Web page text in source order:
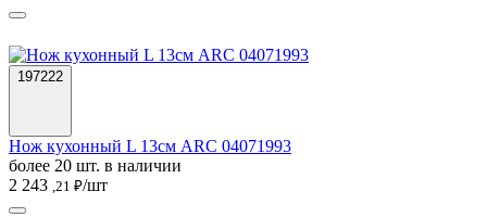
197222
Нож кухонный L 13см ARC 04071993
более 20 шт. в наличии
2 243 ,21 ₽/шт